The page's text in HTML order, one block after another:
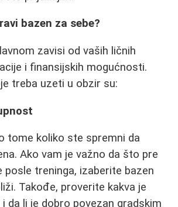
bazen za sebe?
zavisi od vaših ličnih
i finansijskih mogućnosti.
treba uzeti u obzir su:
tome koliko ste spremni da
Ako vam je važno da što pre
posle treninga, izaberite bazen
Takođe, proverite kakva je
da li je dobro povezan gradskim